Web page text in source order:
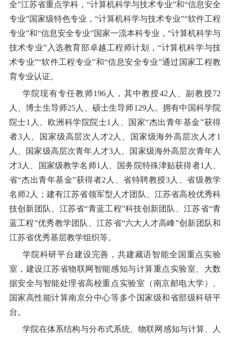
全”江苏省重点学科，“计算机科学与技术专业”和“信息安全
专业”国家级特色专业，“计算机科学与技术专业”“软件工程
专业”和“信息安全专业”国家一流本科专业，“计算机科学与
技术专业”入选教育部卓越工程师计划，“计算机科学与技
术专业”“软件工程专业”和“信息安全专业”通过国家工程教
育专业认证。
学院现有专任教师196人，其中教授42 人、副教授72
人、博士生导师25 人、硕士生导师129人 。拥有中国科学院
院士1 人、欧洲科学院院士1 人、国家“杰出青年基金”获得
者3人、国家级高层次人才2 人、国家级海外高层次人才1
人、国家级高层次青年人才3人、国家级海外高层次青年人
才3 人、国家级教学名师1 人、国务院特殊津贴获得者1 人、
省“杰出青年基金”获得者2 人、省特聘教授3人、省级教学
名师2 人；建有江苏省领军型人才团队、江苏省高校优秀科
技创新团队、江苏省“青蓝工程”科技创新团队、江苏省“青
蓝工程”优秀教学团队、江苏省“六大人才高峰”创新团队和
江苏省优秀基层教学组织等。
学院科研平台建设完善，共建藏语智能全国重点实验
室，建设江苏省物联网智能感知与计算重点实验室、大数
据安全与智能处理省高校重点实验室（南京邮电大学）、
国家高性能计算南京分中心等多个国家级和省部级科研平
台。
学院在体系结构与分布式系统、物联网感知与计算、人